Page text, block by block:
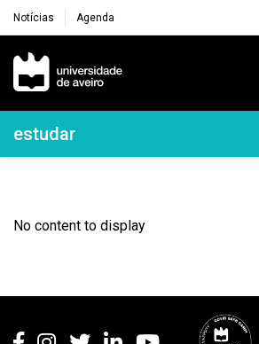
Notícias Agenda
Navegação Principal
Navegação Lateral
estudar
No content to display